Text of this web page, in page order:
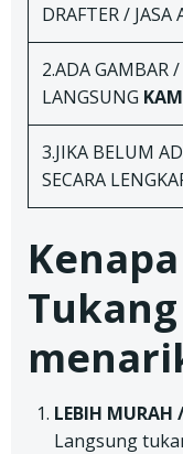
DRAFTER / JASA
2.ADA GAMBAR
LANGSUNG
3.JIKA BELUM
SECARA
LEBIH
Langsung